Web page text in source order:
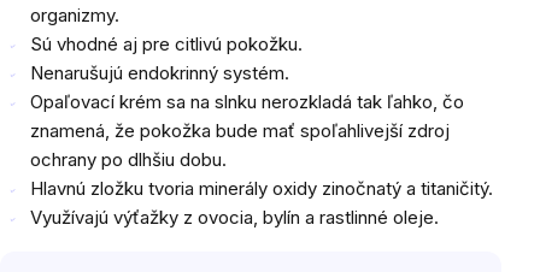
organizmy.
Sú vhodné aj pre citlivú pokožku.
Nenarušujú endokrinný systém.
Opaľovací krém sa na slnku nerozkladá tak ľahko, čo
znamená, že pokožka bude mať spoľahlivejší zdroj
ochrany po dlhšiu dobu.
Hlavnú zložku tvoria minerály oxidy zinočnatý a titaničitý.
Využívajú výťažky z ovocia, bylín a rastlinné oleje.